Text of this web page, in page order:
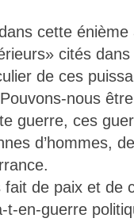
cette
cités
de ces
nous
guerre, ces
d’hommes,
de paix et de
en-guerre